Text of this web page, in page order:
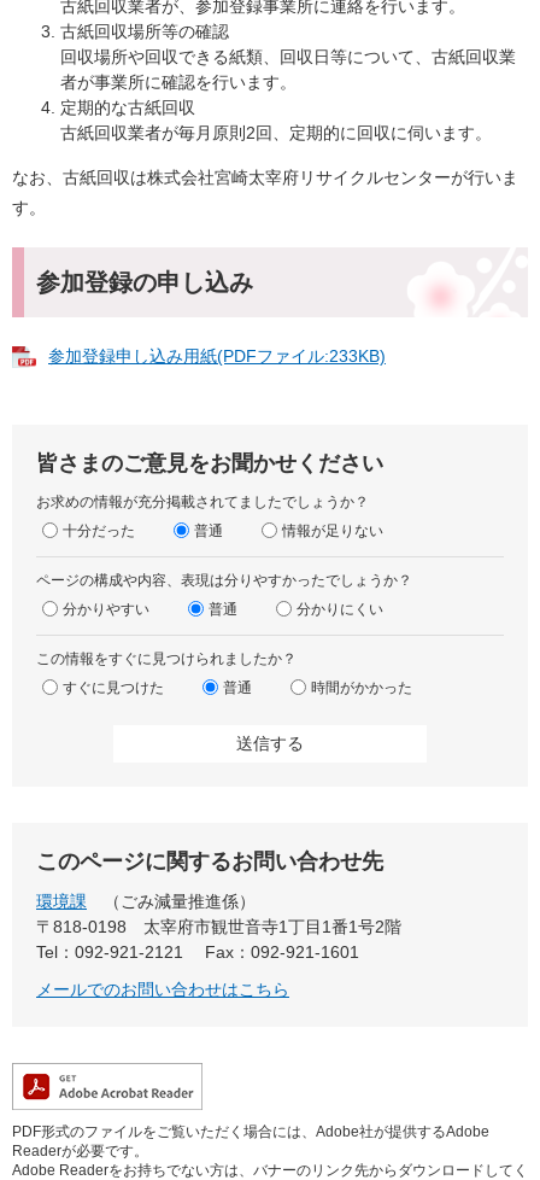
古紙回収業者が、参加登録事業所に連絡を行います。
古紙回収場所等の確認
回収場所や回収できる紙類、回収日等について、古紙回収業
者が事業所に確認を行います。
定期的な古紙回収
古紙回収業者が毎月原則2回、定期的に回収に伺います。
なお、古紙回収は株式会社宮崎太宰府リサイクルセンターが行いま
す。
参加登録の申し込み
参加登録申し込み用紙(PDFファイル:233KB)
皆さまのご意見をお聞かせください
お求めの情報が充分掲載されてましたでしょうか？
十分だった
普通 情報が足りない
ページの構成や内容、表現は分りやすかったでしょうか？
分かりやすい
普通 分かりにくい
この情報をすぐに見つけられましたか？
すぐに見つけた
普通 時間がかかった
このページに関するお問い合わせ先
環境課
ごみ減量推進係
〒818-0198
太宰府市観世音寺1丁目1番1号2階
Tel：092-921-2121
Fax：092-921-1601
メールでのお問い合わせはこちら
PDF形式のファイルをご覧いただく場合には、Adobe社が提供するAdobe
Readerが必要です。
Adobe Readerをお持ちでない方は、バナーのリンク先からダウンロードしてく